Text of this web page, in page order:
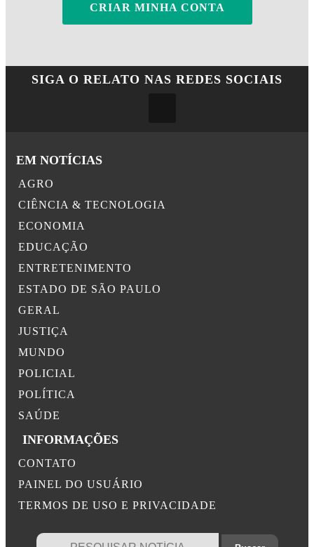
CRIAR MINHA CONTA
SIGA O RELATO NAS REDES SOCIAIS
EM NOTÍCIAS
AGRO
CIÊNCIA & TECNOLOGIA
ECONOMIA
EDUCAÇÃO
ENTRETENIMENTO
ESTADO DE SÃO PAULO
GERAL
JUSTIÇA
MUNDO
POLICIAL
POLÍTICA
SAÚDE
INFORMAÇÕES
CONTATO
PAINEL DO USUÁRIO
TERMOS DE USO E PRIVACIDADE